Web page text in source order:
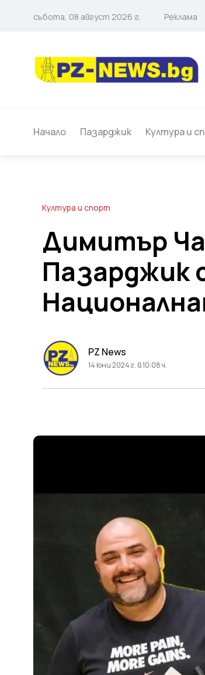
събота, 08 август 2026 г. Реклама
Начало Пазарджик Култура и
Култура и спорт
Димитър
Пазарджик
PZ News
14 юни 2024 г. в 10:08 ч.